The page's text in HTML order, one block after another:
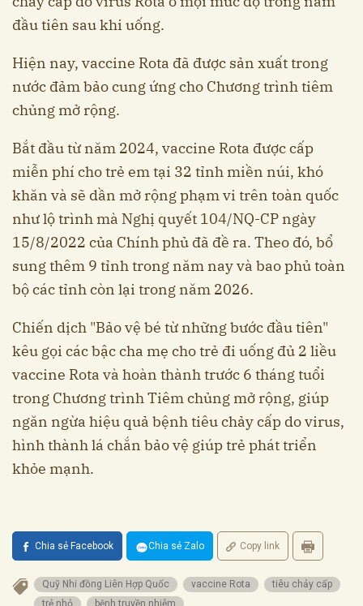
đầu tiên sau khi uống.
Hiện nay, vaccine Rota đã được sản xuất trong
nước đảm bảo cung ứng cho Chương trình tiêm
chủng mở rộng.
Bắt đầu từ năm 2024, vaccine Rota được cấp
miễn phí cho trẻ em tại 32 tỉnh miền núi, khó
khăn và sẽ dần mở rộng phạm vi trên toàn quốc
như lộ trình mà Nghị quyết 104/NQ-CP ngày
15/8/2022 của Chính phủ đã đề ra. Theo đó, bổ
sung thêm 9 tỉnh trong năm nay và bao phủ toàn
bộ các tỉnh còn lại trong năm 2026.
Chiến dịch "Bảo vệ bé từ những bước đầu tiên"
kêu gọi các bậc cha mẹ cho trẻ đi uống đủ 2 liều
vaccine Rota và hoàn thành trước 6 tháng tuổi
trong Chương trình Tiêm chủng mở rộng, giúp
ngăn ngừa hiệu quả bệnh tiêu chảy cấp do virus,
hình thành lá chắn bảo vệ giúp trẻ phát triển
khỏe mạnh.
Chia sẻ Facebook Chia sẻ Zalo Copy link
Quỹ Nhi đồng Liên Hợp Quốc vaccine Rota
tiêu chảy cấp
trẻ nhỏ
bệnh truyền nhiễm